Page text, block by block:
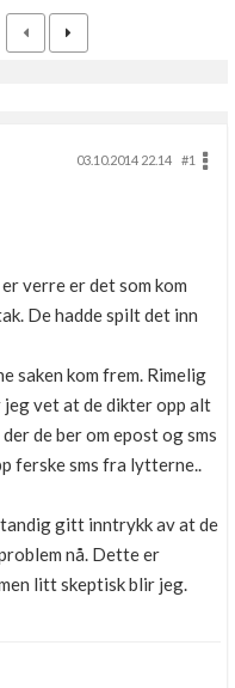
03.10.2014 22.14
#1
verre er det som kom
De hadde spilt det inn
saken kom frem. Rimelig
vet at de dikter opp alt
de ber om epost og sms
ferske sms fra lytterne..
gitt inntrykk av at de
nå. Dette er
litt skeptisk blir jeg.